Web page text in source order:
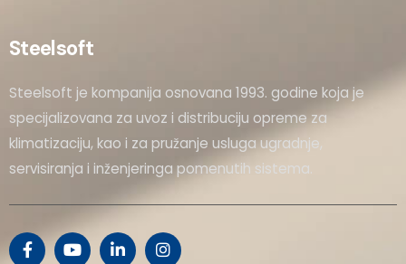
Steelsoft
Steelsoft je kompanija osnovana 1993. godine koja je
specijalizovana za uvoz i distribuciju opreme za
klimatizaciju, kao i za pružanje usluga ugradnje,
servisiranja i inženjeringa pomenutih sistema.